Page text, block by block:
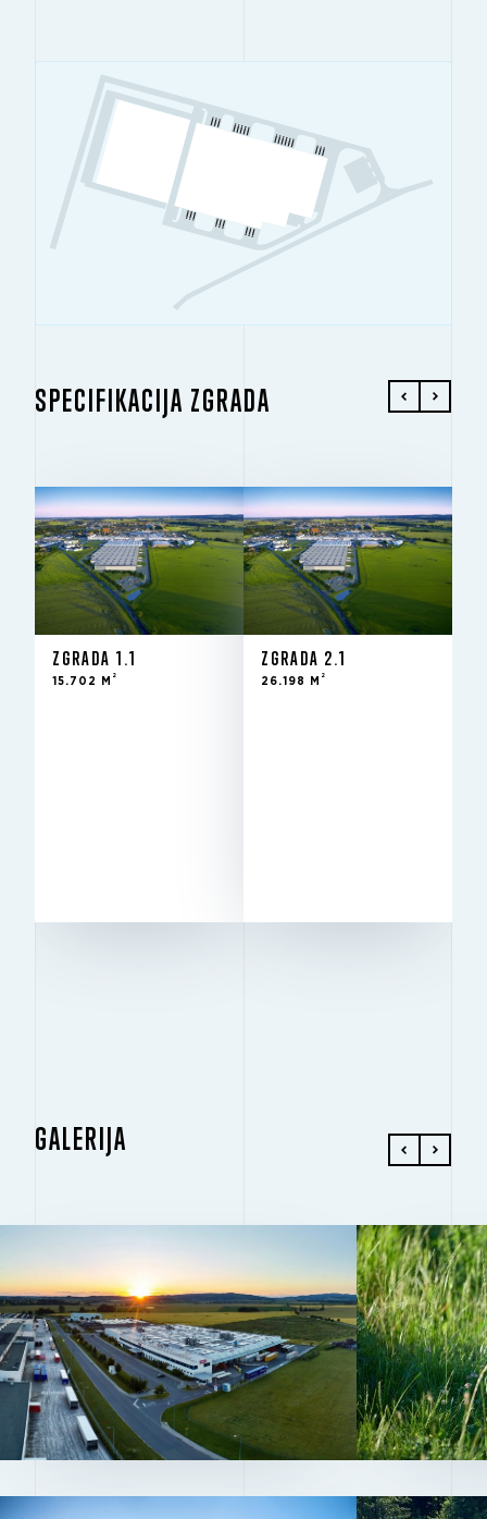
SPECIFIKACIJA ZGRADA
ZGRADA 1.1
15.702 M
2
ZGRADA 1.1
15.702 M
2
ZGRADA 2.1
26.198 M
2
ZGRADA 2.1
26.198 M
2
GALERIJA